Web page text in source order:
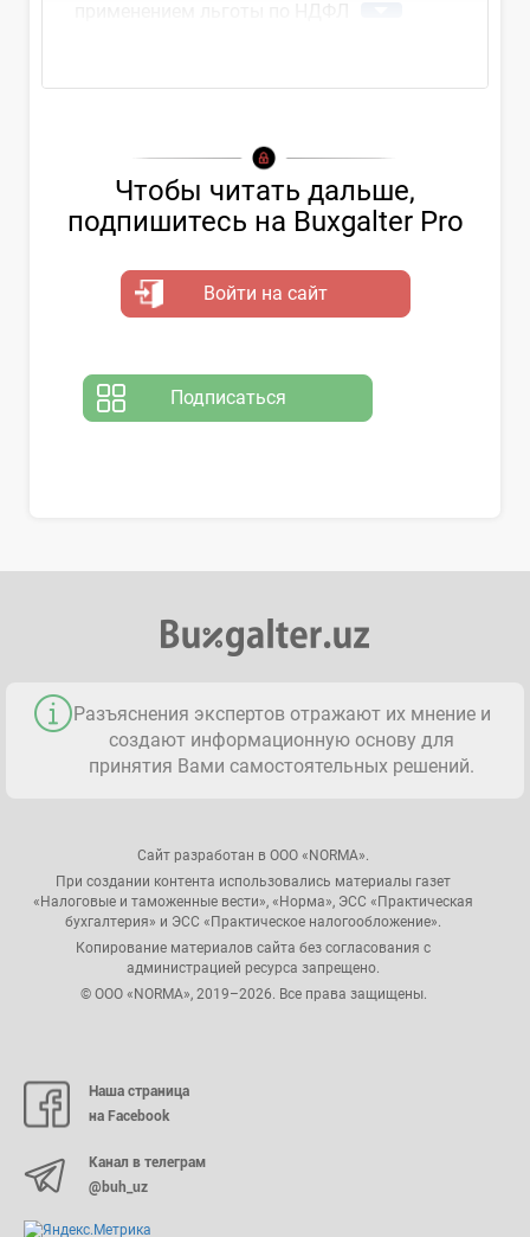
Чтобы читать дальше,
подпишитесь на Buxgalter Pro
Войти на сайт
Подписаться
Разъяснения экспертов отражают их мнение и
создают информационную основу для
принятия Вами самостоятельных решений.
Сайт разработан в ООО «NORMA».
При создании контента использовались материалы газет
«Налоговые и таможенные вести», «Норма», ЭСС «Практическая
бухгалтерия» и ЭСС «Практическое налогообложение».
Копирование материалов сайта без согласования с
администрацией ресурса запрещено.
© ООО «NORMA», 2019–2026. Все права защищены.
Наша страница
на Facebook
Канал в телеграм
@buh_uz